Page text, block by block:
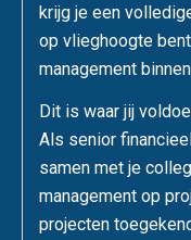
krijg je een
op vlieghoogte
management
Dit is waar jij
Als senior
samen met je
management op
projecten